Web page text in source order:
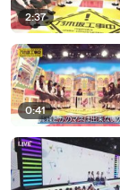
2:37
0:41